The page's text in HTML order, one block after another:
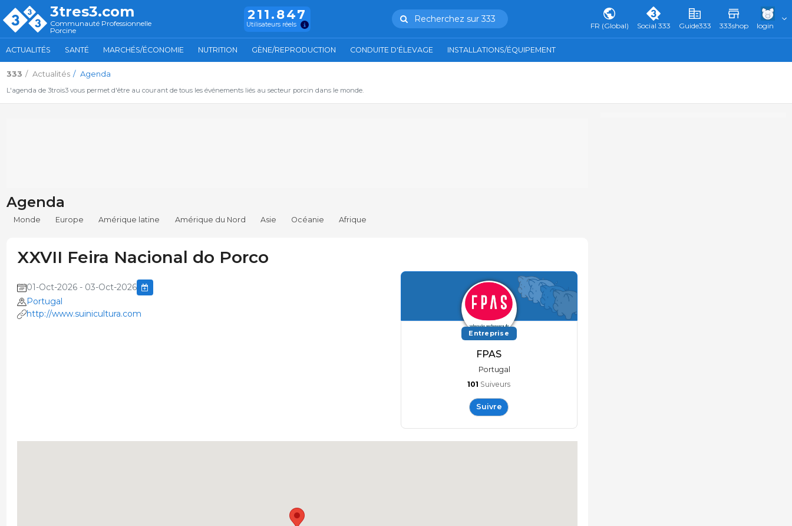
3tres3.com
Communauté Professionnelle
Porcine
211.847
Utilisateurs réels
Recherchez sur 333
FR (Global) Social 333 Guide333 333shop login
ACTUALITÉS SANTÉ MARCHÉS/ÉCONOMIE NUTRITION GÈNE/REPRODUCTION CONDUITE D'ÉLEVAGE INSTALLATIONS/ÉQUIPEMENT
333 Actualités Agenda
L'agenda de 3trois3 vous permet d'être au courant de tous les événements liés au secteur porcin dans le monde.
Agenda
Monde Europe Amérique latine Amérique du Nord Asie Océanie Afrique
XXVII Feira Nacional do Porco
01-Oct-2026 - 03-Oct-2026
Portugal
http://www.suinicultura.com
Entreprise
FPAS
Portugal
101 Suiveurs
Suivre